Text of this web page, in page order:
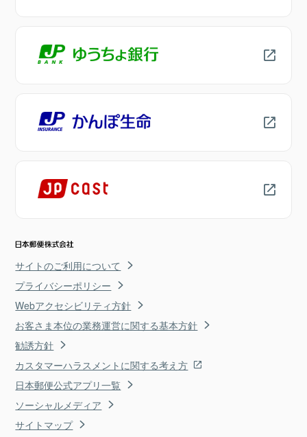
サイトのご利用について
プライバシーポリシー
Webアクセシビリティ方針
お客さま本位の業務運営に関する基本方針
勧誘方針
カスタマーハラスメントに関する考え方
日本郵便公式アプリ一覧
ソーシャルメディア
サイトマップ